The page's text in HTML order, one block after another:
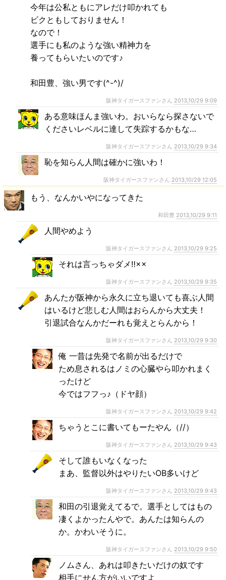
今年は公私ともにアレだけ叩かれても
ビクともしておりません！
なので！
選手にも私のような強い精神力を
養ってもらいたいのです♪
和田豊、強い男です(^-^)/
阪神タイガースファンさん 2013,10/29 9:09
ある意味ほんま強いわ。おいらなら探さないで
くださいレベルに達して失踪するかもな…
阪神タイガースファンさん 2013,10/29 9:34
恥を知らん人間は確かに強いわ！
阪神タイガースファンさん 2013,10/29 12:05
もう、なんかいやになってきた
和田豊 2013,10/29 9:11
人間やめよう
阪神タイガースファンさん 2013,10/29 9:25
それは言っちゃダメ‼︎××
阪神タイガースファンさん 2013,10/29 9:35
あんたが阪神から永久に立ち退いても喜ぶ人間
はいるけど悲しむ人間はおらんから大丈夫！
引退試合なんかだーれも覚えとらんから！
阪神タイガースファンさん 2013,10/29 9:30
俺 一昔は先発で名前が出るだけで
ため息されるはノミの心臓やら叩かれまく
ったけど
今ではフフっ♪（ドヤ顔）
阪神タイガースファンさん 2013,10/29 9:42
ちゃうとこに書いてもーたやん（//）
阪神タイガースファンさん 2013,10/29 9:43
そして誰もいなくなった
まあ、監督以外はやりたいOB多いけど
阪神タイガースファンさん 2013,10/29 9:43
和田の引退覚えてるで。選手としてはもの
凄くよかったんやで。あんたは知らんの
か。かわいそうに。
阪神タイガースファンさん 2013,10/29 9:50
ノムさん、あれは叩きたいだけの奴です
相手にせん方がいいですよ